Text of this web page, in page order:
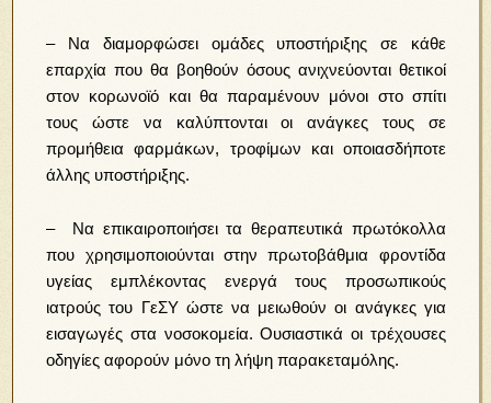
– Να διαμορφώσει ομάδες υποστήριξης σε κάθε
επαρχία που θα βοηθούν όσους ανιχνεύονται θετικοί
στον κορωνοϊό και θα παραμένουν μόνοι στο σπίτι
τους ώστε να καλύπτονται οι ανάγκες τους σε
προμήθεια φαρμάκων, τροφίμων και οποιασδήποτε
άλλης υποστήριξης.
– Να επικαιροποιήσει τα θεραπευτικά πρωτόκολλα
που χρησιμοποιούνται στην πρωτοβάθμια φροντίδα
υγείας εμπλέκοντας ενεργά τους προσωπικούς
ιατρούς του ΓεΣΥ ώστε να μειωθούν οι ανάγκες για
εισαγωγές στα νοσοκομεία. Ουσιαστικά οι τρέχουσες
οδηγίες αφορούν μόνο τη λήψη παρακεταμόλης.